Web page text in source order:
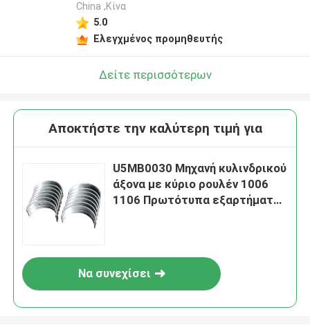
China ,Κίνα
5.0
Ελεγχμένος προμηθευτής
Δείτε περισσότερων
Αποκτήστε την καλύτερη τιμή για
U5MB0030 Μηχανή κυλινδρικού
άξονα με κύριο ρουλέν 1006
1106 Πρωτότυπα εξαρτήματα
Να συνεχίσει